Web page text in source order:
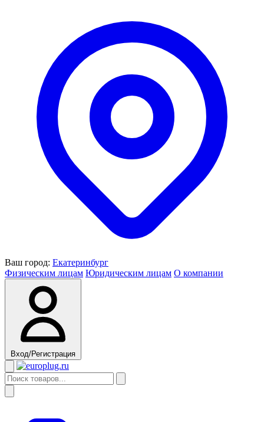
Ваш город: Екатеринбург
Физическим лицам Юридическим лицам О компании
Вход/Регистрация